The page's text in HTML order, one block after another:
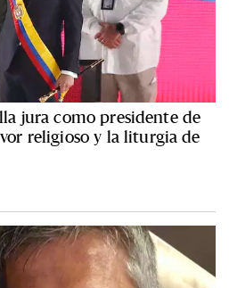
jura como presidente de
religioso y la liturgia de